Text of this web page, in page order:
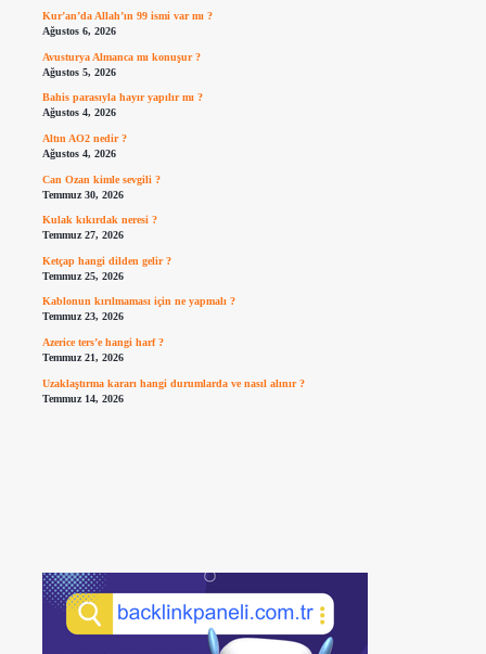
Kur’an’da Allah’ın 99 ismi var mı ?
Ağustos 6, 2026
Avusturya Almanca mı konuşur ?
Ağustos 5, 2026
Bahis parasıyla hayır yapılır mı ?
Ağustos 4, 2026
Altın AO2 nedir ?
Ağustos 4, 2026
Can Ozan kimle sevgili ?
Temmuz 30, 2026
Kulak kıkırdak neresi ?
Temmuz 27, 2026
Ketçap hangi dilden gelir ?
Temmuz 25, 2026
Kablonun kırılmaması için ne yapmalı ?
Temmuz 23, 2026
Azerice ters’e hangi harf ?
Temmuz 21, 2026
Uzaklaştırma kararı hangi durumlarda ve nasıl alınır ?
Temmuz 14, 2026